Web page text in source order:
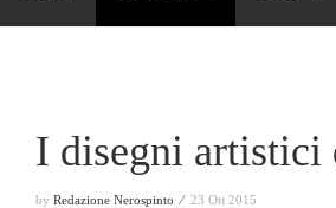
I disegni artistici
by Redazione Nerospinto ⁄ 23 Ott 2015